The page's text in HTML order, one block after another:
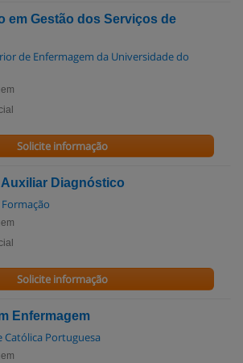
em Gestão dos Serviços de
de Enfermagem da Universidade do
Solicite informação
Diagnóstico
Solicite informação
Enfermagem
Católica Portuguesa